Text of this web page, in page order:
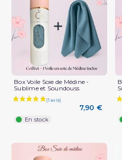
Box Voile Soie de Médine -
Sublime et Soundouss
7,90 €
En stock